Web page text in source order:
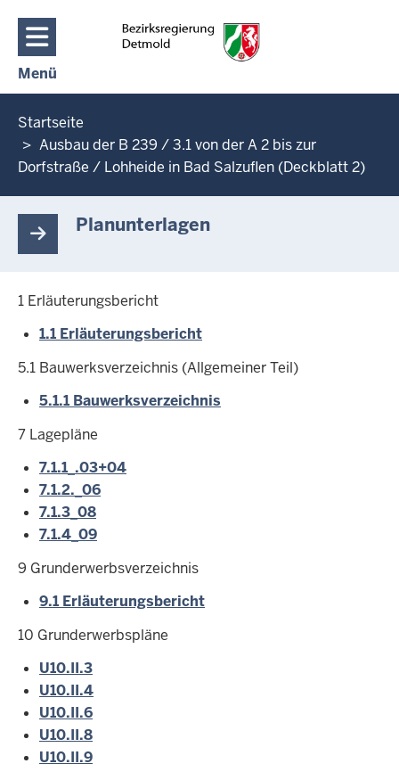
Direkt zum Inhalt
Menü
Sie
befinden
sich
Startseite
Ausbau der B 239 / 3.1 von der A 2 bis zur
Dorfstraße / Lohheide in Bad Salzuflen (Deckblatt 2)
Planunterlagen
1 Erläuterungsbericht
1.1 Erläuterungsbericht
5.1 Bauwerksverzeichnis (Allgemeiner Teil)
5.1.1 Bauwerksverzeichnis
7 Lagepläne
7.1.1_.03+04
7.1.2._06
7.1.3_08
7.1.4_09
9 Grunderwerbsverzeichnis
9.1 Erläuterungsbericht
10 Grunderwerbspläne
U10.II.3
U10.II.4
U10.II.6
U10.II.8
U10.II.9